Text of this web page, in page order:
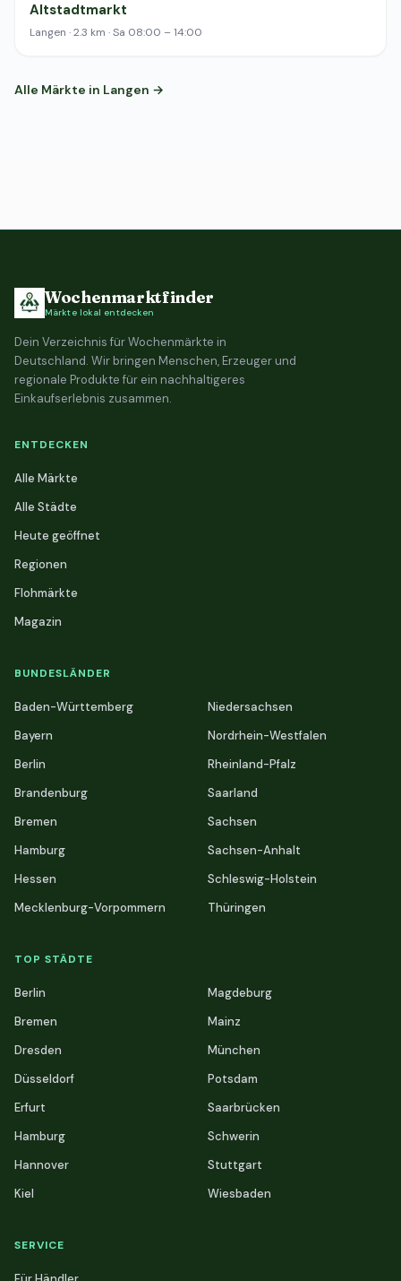
Altstadtmarkt
Langen · 2.3 km · Sa 08:00 – 14:00
Alle Märkte in Langen →
Wochenmarktfinder
Märkte lokal entdecken
Dein Verzeichnis für Wochenmärkte in
Deutschland. Wir bringen Menschen, Erzeuger und
regionale Produkte für ein nachhaltigeres
Einkaufserlebnis zusammen.
ENTDECKEN
Alle Märkte
Alle Städte
Heute geöffnet
Regionen
Flohmärkte
Magazin
BUNDESLÄNDER
Baden-Württemberg
Bayern
Berlin
Brandenburg
Bremen
Hamburg
Hessen
Mecklenburg-Vorpommern
Niedersachsen
Nordrhein-Westfalen
Rheinland-Pfalz
Saarland
Sachsen
Sachsen-Anhalt
Schleswig-Holstein
Thüringen
TOP STÄDTE
Berlin
Bremen
Dresden
Düsseldorf
Erfurt
Hamburg
Hannover
Kiel
Magdeburg
Mainz
München
Potsdam
Saarbrücken
Schwerin
Stuttgart
Wiesbaden
SERVICE